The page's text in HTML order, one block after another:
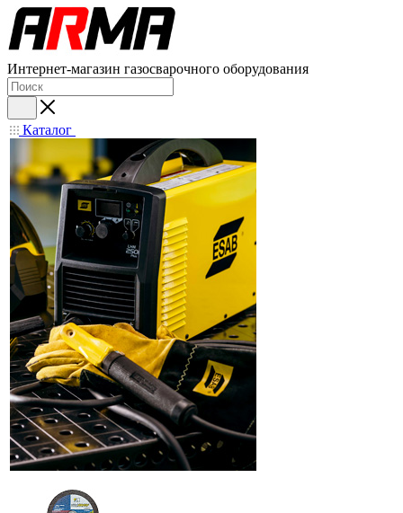
Интернет-магазин газосварочного оборудования
Каталог